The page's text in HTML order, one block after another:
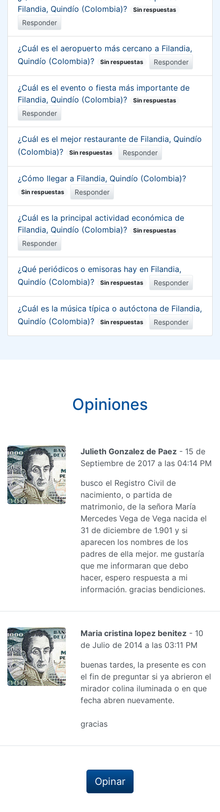
Filandia, Quindío (Colombia)?
Sin respuestas
Responder
¿Cuál es el aeropuerto más cercano a Filandia,
Quindío (Colombia)?
Sin respuestas Responder
¿Cuál es el evento o fiesta más importante de
Filandia, Quindío (Colombia)?
Sin respuestas
Responder
¿Cuál es el mejor restaurante de Filandia, Quindío
(Colombia)?
Sin respuestas Responder
¿Cómo llegar a Filandia, Quindío (Colombia)?
Sin respuestas Responder
¿Cuál es la principal actividad económica de
Filandia, Quindío (Colombia)?
Sin respuestas
Responder
¿Qué periódicos o emisoras hay en Filandia,
Quindío (Colombia)?
Sin respuestas Responder
¿Cuál es la música típica o autóctona de Filandia,
Quindío (Colombia)?
Sin respuestas Responder
Opiniones
Julieth Gonzalez de Paez - 15 de
Septiembre de 2017 a las 04:14 PM
busco el Registro Civil de
nacimiento, o partida de
matrimonio, de la señora María
Mercedes Vega de Vega nacida el
31 de diciembre de 1.901 y si
aparecen los nombres de los
padres de ella mejor. me gustaría
que me informaran que debo
hacer, espero respuesta a mi
información. gracias bendiciones.
Maria cristina lopez benitez - 10
de Julio de 2014 a las 03:11 PM
buenas tardes, la presente es con
el fin de preguntar si ya abrieron el
mirador colina iluminada o en que
fecha abren nuevamente.
gracias
Opinar